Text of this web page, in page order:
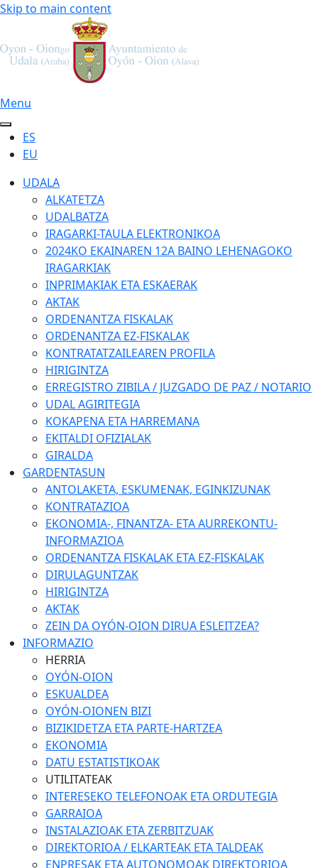
Skip to main content
Menu
ES
EU
UDALA
ALKATETZA
UDALBATZA
IRAGARKI-TAULA ELEKTRONIKOA
2024KO EKAINAREN 12A BAINO LEHENAGOKO
IRAGARKIAK
INPRIMAKIAK ETA ESKAERAK
AKTAK
ORDENANTZA FISKALAK
ORDENANTZA EZ-FISKALAK
KONTRATATZAILEAREN PROFILA
HIRIGINTZA
ERREGISTRO ZIBILA / JUZGADO DE PAZ / NOTARIO
UDAL AGIRITEGIA
KOKAPENA ETA HARREMANA
EKITALDI OFIZIALAK
GIRALDA
GARDENTASUN
ANTOLAKETA, ESKUMENAK, EGINKIZUNAK
KONTRATAZIOA
EKONOMIA-, FINANTZA- ETA AURREKONTU-
INFORMAZIOA
ORDENANTZA FISKALAK ETA EZ-FISKALAK
DIRULAGUNTZAK
HIRIGINTZA
AKTAK
ZEIN DA OYÓN-OION DIRUA ESLEITZEA?
INFORMAZIO
HERRIA
OYÓN-OION
ESKUALDEA
OYÓN-OIONEN BIZI
BIZIKIDETZA ETA PARTE-HARTZEA
EKONOMIA
DATU ESTATISTIKOAK
UTILITATEAK
INTERESEKO TELEFONOAK ETA ORDUTEGIA
GARRAIOA
INSTALAZIOAK ETA ZERBITZUAK
DIREKTORIOA / ELKARTEAK ETA TALDEAK
ENPRESAK ETA AUTONOMOAK DIREKTORIOA